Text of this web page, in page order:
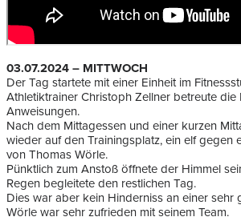
03.07.2024 – MITTWOCH
Der Tag startete mit einer Einheit im
Athletiktrainer Christoph Zellner betreute die
Anweisungen.
Nach dem Mittagessen und einer kurzen
wieder auf den Trainingsplatz, ein elf gegen
von Thomas Wörle.
Pünktlich zum Anstoß öffnete der Himmel
Regen begleitete den restlichen Tag.
Dies war aber kein Hinderniss an einer sehr
Wörle war sehr zufrieden mit seinem Team.